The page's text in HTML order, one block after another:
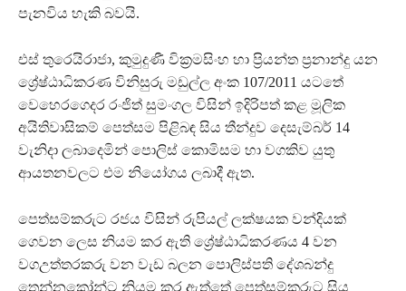
පැනවිය හැකි බවයි.
එස් තුරෙයිරාජා, කුමුදුණී වික්‍රමසිංහ හා ප්‍රියන්ත ප්‍රනාන්දු යන
ශ්‍රේෂ්ඨාධිකරණ විනිසුරු මඩුල්ල අංක 107/2011 යටතේ
වෙහෙරගෙදර රංජිත් සුමංගල විසින් ඉදිරිපත් කළ මූලික
අයිතිවාසිකම් පෙත්සම පිළිබඳ සිය තීන්දුව දෙසැම්බර් 14
වැනිදා ලබාදෙමින් පොලිස් කොමිසම හා වගකිව යුතු
ආයතනවලට එම නියෝගය ලබාදී ඇත.
පෙත්සම්කරුට රජය විසින් රුපියල් ලක්ෂයක වන්දියක්
ගෙවන ලෙස නියම කර ඇති ශ්‍රේෂ්ඨාධිකරණය 4 වන
වගඋත්තරකරු වන වැඩ බලන පොලිස්පති දේශබන්දු
තෙන්නකෝන්ට නියම කර ඇත්තේ පෙත්සම්කරුට සිය